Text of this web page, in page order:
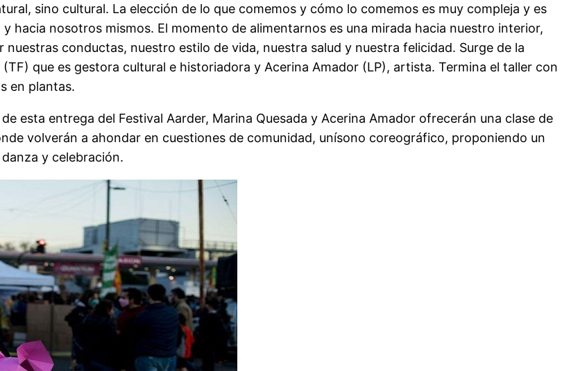
sino cultural. La elección de lo que comemos y cómo lo comemos es muy compleja y es
hacia nosotros mismos. El momento de alimentarnos es una mirada hacia nuestro interior,
conductas, nuestro estilo de vida, nuestra salud y nuestra felicidad. Surge de la
que es gestora cultural e historiadora y Acerina Amador (LP), artista. Termina el taller con
en plantas.
esta entrega del Festival Aarder, Marina Quesada y Acerina Amador ofrecerán una clase de
volverán a ahondar en cuestiones de comunidad, unísono coreográfico, proponiendo un
y celebración.